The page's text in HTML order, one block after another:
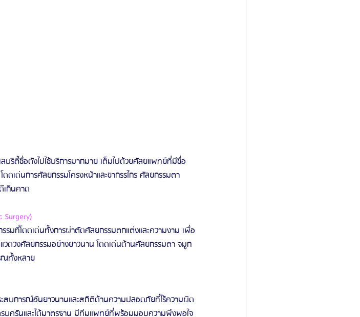
ลบริตี้ชื่อดังไปใช้บริการมากมาย เต็มไปด้วยศัลยแพทย์ที่มีชื่อ
ดเด่นการศัลยกรรมโครงหน้าและขากรรไกร ศัลยกรรมตา
เกินคาด
Surgery)
รมที่โดดเด่นทั้งการผ่าตัดศัลยกรรมตกแต่งและความงาม เพื่อ
วงศัลยกรรมอย่างยาวนาน โดดเด่นด้านศัลยกรรมตา จมูก
ณทั้งหลาย
ะสบการณ์อันยาวนานและสถิติด้านความปลอดภัยที่ไร้ความผิด
ครันและได้มาตรฐาน มีทีมแพทย์ที่พร้อมมอบความพึงพอใจ